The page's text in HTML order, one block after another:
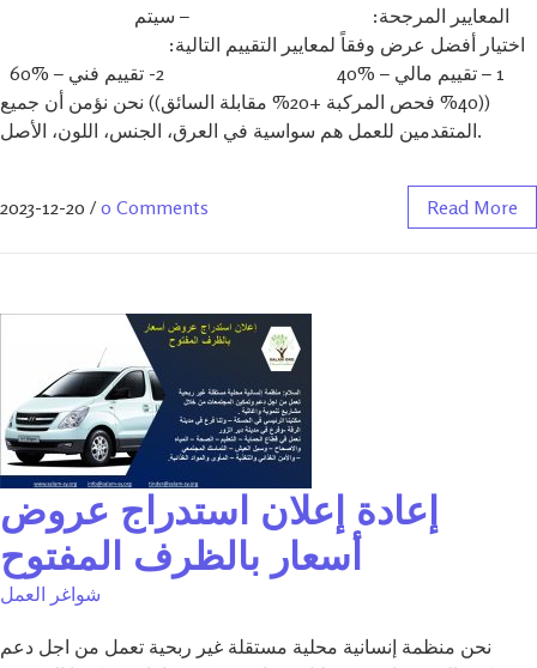
اختيار أفضل عرض وفقاً لمعايير التقييم التالية:
((40% فحص المركبة +20% مقابلة السائق)) نحن نؤمن أن جميع
المتقدمين للعمل هم سواسية في العرق، الجنس، اللون، الأصل.
2023-12-20 / 0 Comments Read More
إعادة إعلان استدراج عروض
أسعار بالظرف المفتوح
شواغر العمل
نحن منظمة إنسانية محلية مستقلة غير ربحية تعمل من اجل دعم